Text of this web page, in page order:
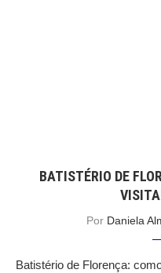
BATISTÉRIO DE
Por Daniela
Batistério de Florença: